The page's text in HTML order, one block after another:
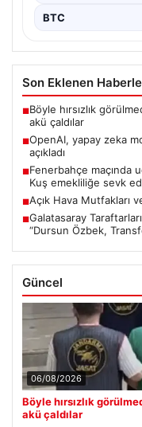
BTC
Son Eklenen
■Böyle hırsızlık
akü çaldılar
■OpenAI, yapay zeka
açıkladı
■Fenerbahçe maçında
Kuş emekliliğe sevk
■Açık Hava Mutfakları
■Galatasaray
“Dursun Özbek,
Güncel
06/08/2026
Böyle hırsızlık
akü çaldılar